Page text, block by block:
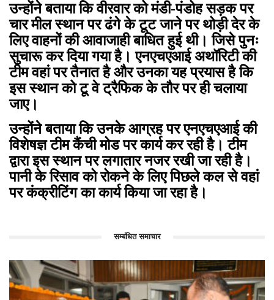
उन्होंने बताया कि वीरवार को मंडी-पंडोह सड़क पर
चार मील स्थान पर ढंगे के टूट जाने पर थोड़ी देर के
लिए वाहनों की आवाजाही बाधित हुई थी। जिसे पुनः
सुचारू कर दिया गया है। एनएचएआई अथॉरिटी की
टीम वहां पर तैनात है और उनका यह प्रयास है कि
इस स्थान को टू वे ट्रैफिक के तौर पर ही चलाया
जाए।
उन्होंने बताया कि उनके आग्रह पर एनएचएआई की
विशेषज्ञ टीम कैंची मोड पर कार्य कर रही है। टीम
द्वारा इस स्थान पर लगातार नजर रखी जा रही है।
पानी के रिसाव को रोकने के लिए पिछले कल से वहां
पर कंक्रीटिंग का कार्य किया जा रहा है।
सम्बंधित समाचार